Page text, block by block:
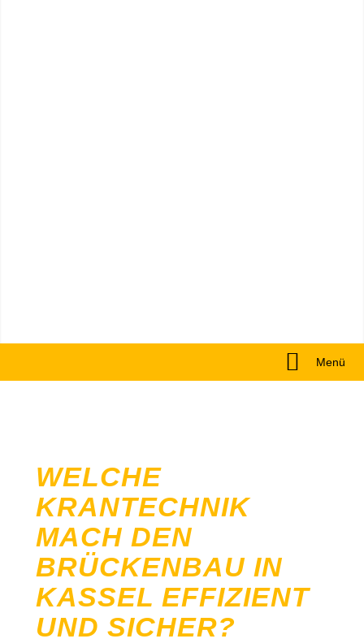
Menü
WELCHE
KRANTECHNIK
MACH DEN
BRÜCKENBAU IN
KASSEL EFFIZIENT
UND SICHER?